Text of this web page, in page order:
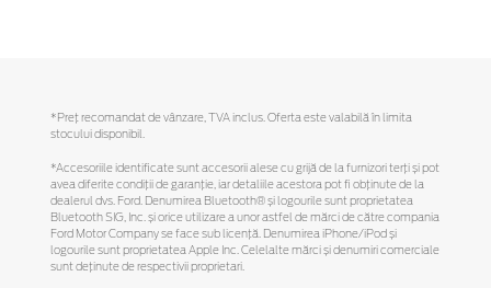
*Preţ recomandat de vânzare, TVA inclus. Oferta este valabilă în limita
stocului disponibil.
*Accesoriile identificate sunt accesorii alese cu grijă de la furnizori terți și pot
avea diferite condiții de garanție, iar detaliile acestora pot fi obținute de la
dealerul dvs. Ford. Denumirea Bluetooth® și logourile sunt proprietatea
Bluetooth SIG, Inc. și orice utilizare a unor astfel de mărci de către compania
Ford Motor Company se face sub licență. Denumirea iPhone/iPod și
logourile sunt proprietatea Apple Inc. Celelalte mărci și denumiri comerciale
sunt deținute de respectivii proprietari.